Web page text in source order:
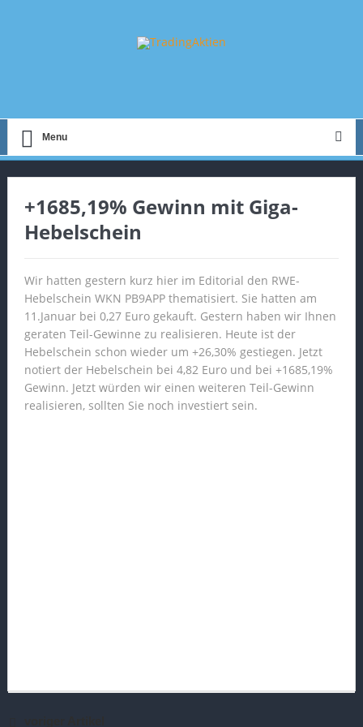
Menu
+1685,19% Gewinn mit Giga-
Hebelschein
Wir hatten gestern kurz hier im Editorial den RWE-
Hebelschein WKN PB9APP thematisiert. Sie hatten am
11.Januar bei 0,27 Euro gekauft. Gestern haben wir Ihnen
geraten Teil-Gewinne zu realisieren. Heute ist der
Hebelschein schon wieder um +26,30% gestiegen. Jetzt
notiert der Hebelschein bei 4,82 Euro und bei +1685,19%
Gewinn. Jetzt würden wir einen weiteren Teil-Gewinn
realisieren, sollten Sie noch investiert sein.